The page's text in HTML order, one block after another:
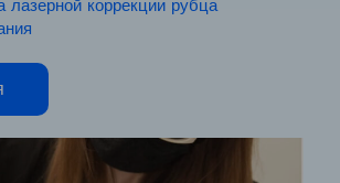
лазерной коррекции рубца